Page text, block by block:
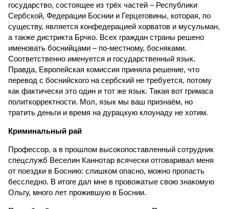
государство, состоящее из трёх частей – Республики
Сербской, Федерации Боснии и Герцеговины, которая, по
существу, является конфедерацией хорватов и мусульман,
а также дистрикта Брчко. Всех граждан страны решено
именовать боснийцами – по-местному, босняками.
Соответственно именуется и государственный язык.
Правда, Европейская комиссия приняла решение, что
перевод с боснийского на сербский не требуется, потому
как фактически это один и тот же язык. Такая вот гримаса
политкорректности. Мол, язык мы ваш признаём, но
тратить деньги и время на дурацкую клоунаду не хотим.
Криминальный рай
Профессор, а в прошлом высокопоставленный сотрудник
спецслужб Веселин Каннотар всячески отговаривал меня
от поездки в Боснию: слишком опасно, можно пропасть
бесследно. В итоге дал мне в провожатые свою знакомую
Ольгу, много лет прожившую в Боснии.